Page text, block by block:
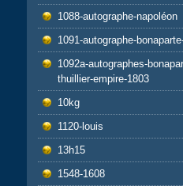
1088-autographe-napoléon
1091-autographe-
1092a-autographes-
thuillier-empire-1803
10kg
1120-louis
13h15
1548-1608